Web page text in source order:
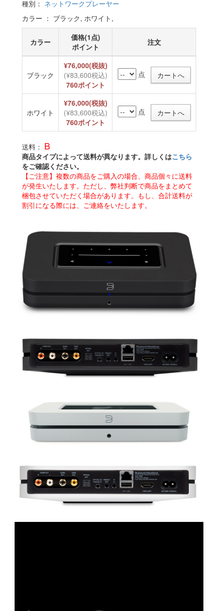
種別： ネットワークプレーヤー
カラー ： ブラック, ホワイト,
カラー
価格(1点)
ポイント
注文
ブラック
¥76,000(税抜)
(¥83,600税込)
760ポイント
点
ホワイト
¥76,000(税抜)
(¥83,600税込)
760ポイント
点
送料： B
商品タイプによって送料が異なります。詳しくはこちら
をご確認ください。
【ご注意】複数の商品をご購入の場合、商品個々に送料
が発生いたします。ただし、弊社判断で商品をまとめて
梱包させていただく場合があります。もし、合計送料が
割引になる際には、ご連絡をいたします。